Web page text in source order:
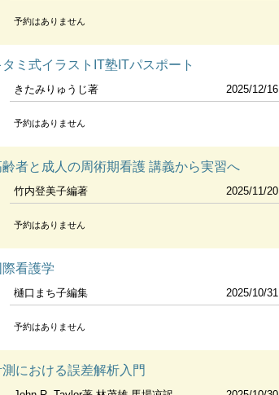
予約はありません
タミ式イラストIT塾ITパスポート
きたみりゅうじ著 2025/12/16
予約はありません
齢者と成人の周術期看護 講義から実習へ
竹内登美子編著 2025/11/20
予約はありません
際看護学
樋口まち子編集 2025/10/31
予約はありません
測における誤差解析入門